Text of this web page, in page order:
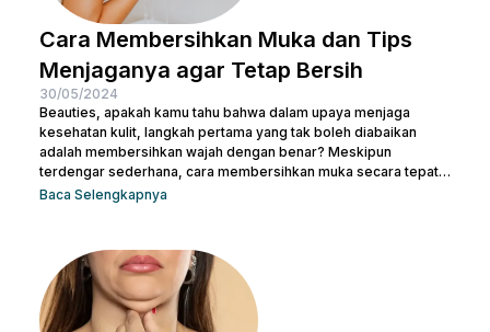
Cara Membersihkan Muka dan Tips
Menjaganya agar Tetap Bersih
30/05/2024
Beauties, apakah kamu tahu bahwa dalam upaya menjaga
kesehatan kulit, langkah pertama yang tak boleh diabaikan
adalah membersihkan wajah dengan benar? Meskipun
terdengar sederhana, cara membersihkan muka secara tepat
memiliki peran krusial dalam menjaga kulit tetap sehat dan
mempersiapkan kulit untuk penyerapan produk perawatan kulit
selanjutnya. Micellar water adalah pilihan pembersih yang
efektif dan praktis, terutama untuk menghapus makeup dan
kotoran saat...
Baca Selengkapnya